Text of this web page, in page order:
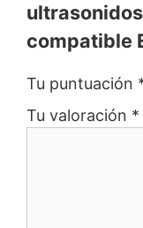
compatible
Tu puntuación
Tu valoración *